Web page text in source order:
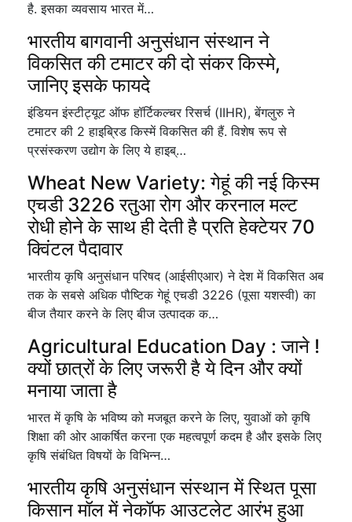
है. इसका व्यवसाय भारत में…
भारतीय बागवानी अनुसंधान संस्थान ने
विकसित की टमाटर की दो संकर किस्मे,
जानिए इसके फायदे
इंडियन इंस्टीट्यूट ऑफ हॉर्टिकल्चर रिसर्च (IIHR), बेंगलुरु ने
टमाटर की 2 हाइब्रिड किस्में विकसित की हैं. विशेष रूप से
प्रसंस्करण उद्योग के लिए ये हाइब्…
Wheat New Variety: गेहूं की नई किस्म
एचडी 3226 रतुआ रोग और करनाल मल्ट
रोधी होने के साथ ही देती है प्रति हेक्टेयर 70
क्विंटल पैदावार
भारतीय कृषि अनुसंधान परिषद (आईसीएआर) ने देश में विकसित अब
तक के सबसे अधिक पौष्टिक गेहूं एचडी 3226 (पूसा यशस्वी) का
बीज तैयार करने के लिए बीज उत्पादक क…
Agricultural Education Day : जाने !
क्यों छात्रों के लिए जरूरी है ये दिन और क्यों
मनाया जाता है
भारत में कृषि के भविष्य को मजबूत करने के लिए, युवाओं को कृषि
शिक्षा की ओर आकर्षित करना एक महत्वपूर्ण कदम है और इसके लिए
कृषि संबंधित विषयों के विभिन्न…
भारतीय कृषि अनुसंधान संस्थान में स्थित पूसा
किसान मॉल में नेकॉफ आउटलेट आरंभ हुआ